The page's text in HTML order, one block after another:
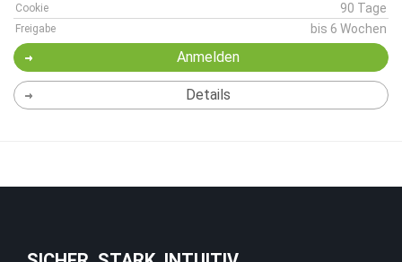
Cookie 90 Tage
Freigabe bis 6 Wochen
Anmelden
Details